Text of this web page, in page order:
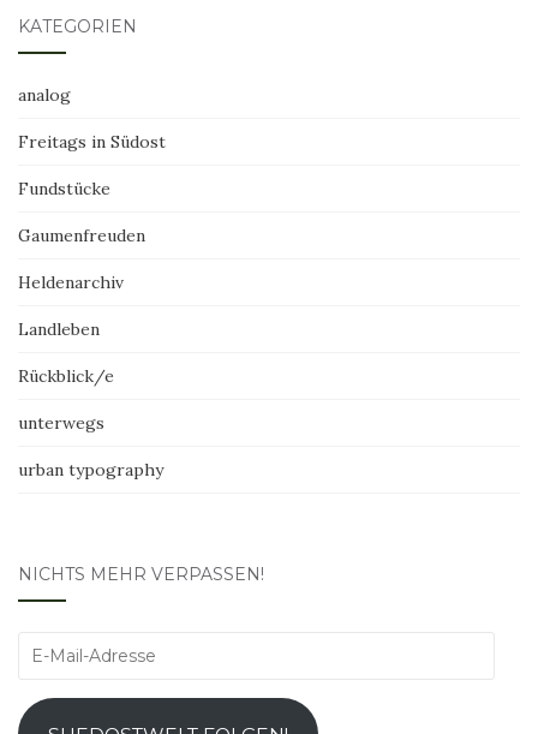
KATEGORIEN
analog
Freitags in Südost
Fundstücke
Gaumenfreuden
Heldenarchiv
Landleben
Rückblick/e
unterwegs
urban typography
NICHTS MEHR VERPASSEN!
E-
Adresse